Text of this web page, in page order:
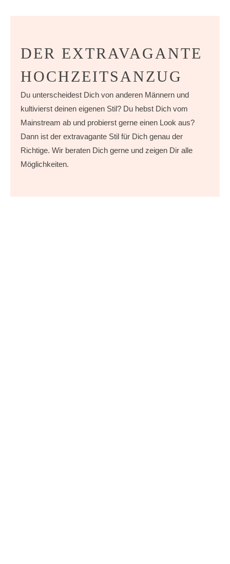
DER EXTRAVAGANTE
HOCHZEITSANZUG
Du unterscheidest Dich von anderen Männern und
kultivierst deinen eigenen Stil? Du hebst Dich vom
Mainstream ab und probierst gerne einen Look aus?
Dann ist der extravagante Stil für Dich genau der
Richtige. Wir beraten Dich gerne und zeigen Dir alle
Möglichkeiten.